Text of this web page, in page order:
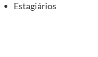
Estagiários